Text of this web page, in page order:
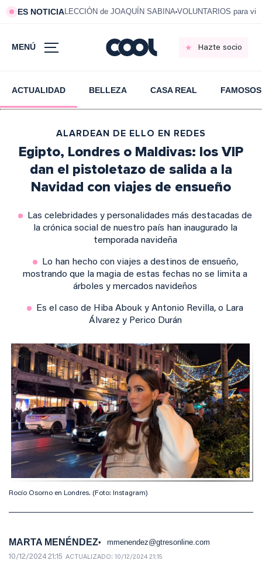
ES NOTICIALECCIÓN de JOAQUÍN SABINA VOLUNTARIOS para
MENÚ Hazte socio
ACTUALIDAD BELLEZA CASA REAL FAMOSOS
ALARDEAN DE ELLO EN REDES
Egipto, Londres o Maldivas: los VIP
dan el pistoletazo de salida a la
Navidad con viajes de ensueño
Las celebridades y personalidades más destacadas de
la crónica social de nuestro país han inaugurado la
temporada navideña
Lo han hecho con viajes a destinos de ensueño,
mostrando que la magia de estas fechas no se limita a
árboles y mercados navideños
Es el caso de Hiba Abouk y Antonio Revilla, o Lara
Álvarez y Perico Durán
Rocío Osorno en Londres. (Foto: Instagram)
MARTA MENÉNDEZ mmenendez@gtresonline.com
10/12/2024 21:15 ACTUALIZADO: 10/12/2024 21:15